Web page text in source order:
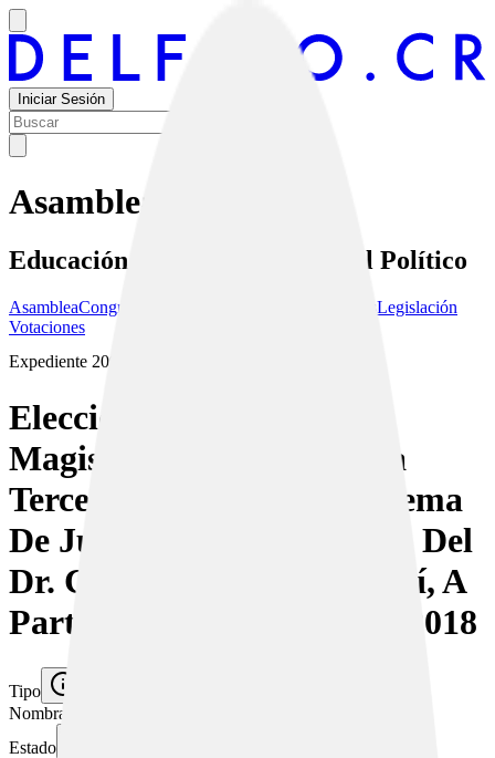
Iniciar Sesión
Asamblea
Educación Ciudadana y Control Político
AsambleaCongresistas ComisionesLegislación
Votaciones
Expediente 20900
Elección De Un(A)
Magistrado(A) De La Sala
Tercera De La Corte Suprema
De Justicia, Por Jubilación Del
Dr. Carlos Chinchilla Sandí, A
Partir Del 16 De Julio Del 2018
Tipo
Nombramiento por la Asamblea Legislativa
Estado